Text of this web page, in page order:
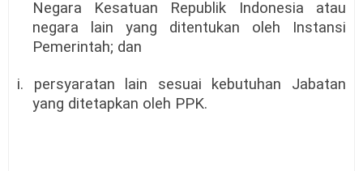
Negara Kesatuan Republik Indonesia atau
negara lain yang ditentukan oleh Instansi
Pemerintah; dan
i. persyaratan lain sesuai kebutuhan Jabatan
yang ditetapkan oleh PPK.